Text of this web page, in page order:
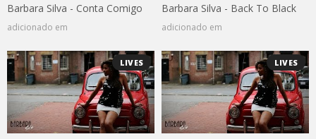
Barbara Silva - Conta Comigo
adicionado em
Barbara Silva - Back To Black
adicionado em
LIVES LIVES